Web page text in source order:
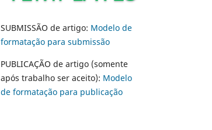
SUBMISSÃO de artigo: Modelo de
formatação para submissão
PUBLICAÇÃO de artigo (somente
após trabalho ser aceito): Modelo
de formatação para publicação